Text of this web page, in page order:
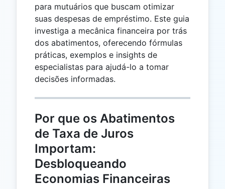
para mutuários que buscam otimizar
suas despesas de empréstimo. Este guia
investiga a mecânica financeira por trás
dos abatimentos, oferecendo fórmulas
práticas, exemplos e insights de
especialistas para ajudá-lo a tomar
decisões informadas.
Por que os Abatimentos
de Taxa de Juros
Importam:
Desbloqueando
Economias Financeiras